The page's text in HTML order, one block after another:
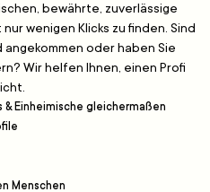
bewährte, zuverlässige
wenigen Klicks zu finden. Sind
oder haben Sie
Wir helfen Ihnen, einen Profi
Einheimische gleichermaßen
Menschen